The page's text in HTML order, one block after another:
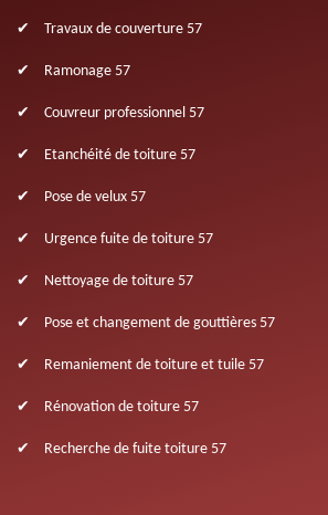
Travaux de couverture 57
Ramonage 57
Couvreur professionnel 57
Etanchéité de toiture 57
Pose de velux 57
Urgence fuite de toiture 57
Nettoyage de toiture 57
Pose et changement de gouttières 57
Remaniement de toiture et tuile 57
Rénovation de toiture 57
Recherche de fuite toiture 57